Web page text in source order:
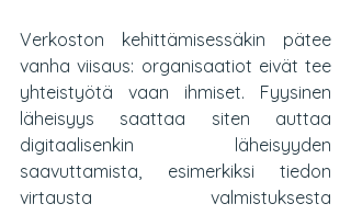
Verkoston kehittämisessäkin pätee
vanha viisaus: organisaatiot eivät tee
yhteistyötä vaan ihmiset. Fyysinen
läheisyys saattaa siten auttaa
digitaalisenkin läheisyyden
saavuttamista, esimerkiksi tiedon
virtausta valmistuksesta